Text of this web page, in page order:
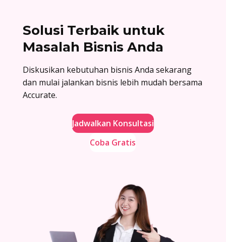
Solusi Terbaik untuk
Masalah Bisnis Anda
Diskusikan kebutuhan bisnis Anda sekarang
dan mulai jalankan bisnis lebih mudah bersama
Accurate.
Jadwalkan Konsultasi
Coba Gratis